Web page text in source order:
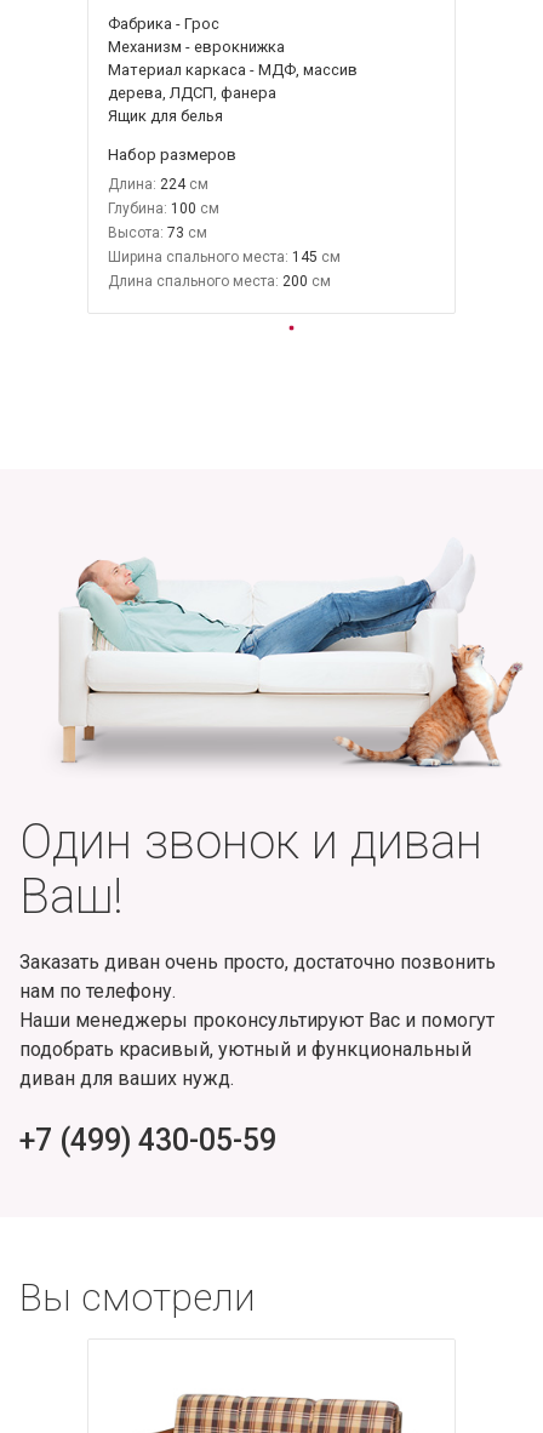
Фабрика - Грос
Механизм - еврокнижка
Материал каркаса - МДФ, массив
дерева, ЛДСП, фанера
Ящик для белья
Набор размеров
Длина: 224
Глубина: 100
Высота: 73
Ширина спального места: 145
Длина спального места: 200
Один звонок и диван
Ваш!
Заказать диван очень просто, достаточно позвонить
нам по телефону.
Наши менеджеры проконсультируют Вас и помогут
подобрать красивый, уютный и функциональный
диван для ваших нужд.
+7 (499) 430-05-59
Вы смотрели